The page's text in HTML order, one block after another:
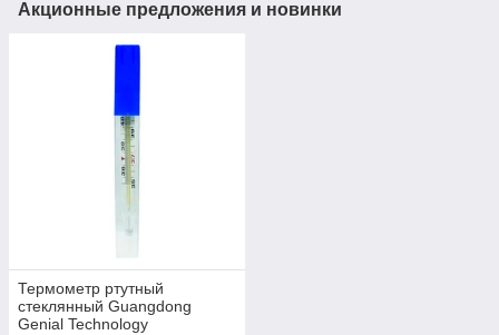
Акционные предложения и новинки
Термометр ртутный
стеклянный Guangdong
Genial Technology